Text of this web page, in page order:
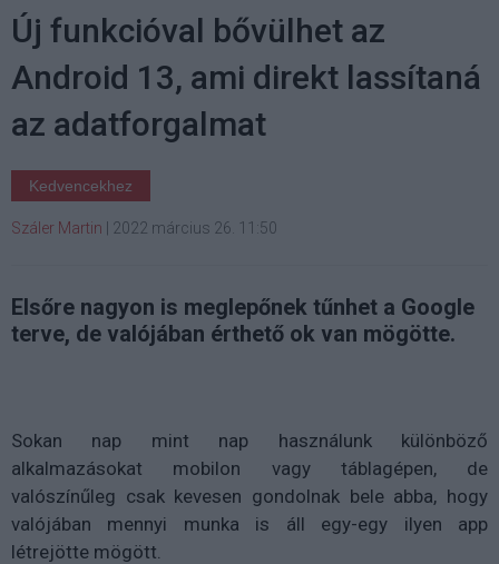
Új funkcióval bővülhet az
Android 13, ami direkt lassítaná
az adatforgalmat
Kedvencekhez
Száler Martin 2022 március 26. 11:50
Elsőre nagyon is meglepőnek tűnhet a Google
terve, de valójában érthető ok van mögötte.
Sokan nap mint nap használunk különböző
alkalmazásokat mobilon vagy táblagépen, de
valószínűleg csak kevesen gondolnak bele abba, hogy
valójában mennyi munka is áll egy-egy ilyen app
létrejötte mögött.